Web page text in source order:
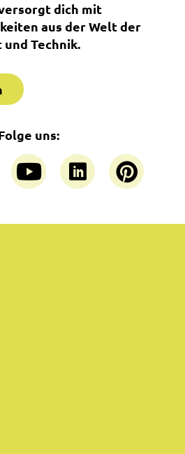
dich mit
aus der Welt der
Technik.
uns: